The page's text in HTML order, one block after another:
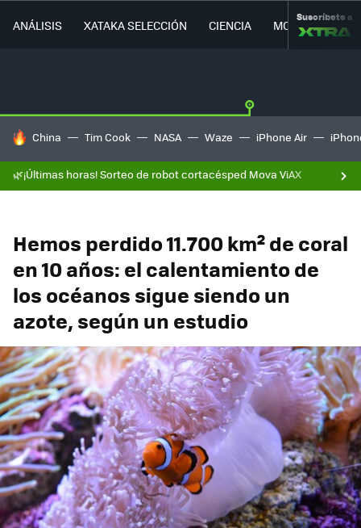
ANÁLISIS XATAKA SELECCIÓN CIENCIA MOVILIDAD
Suscríbete a
HOY SE HABLA DE
China Tim Cook NASA Waze iPhone Air
🌿¡Últimas horas! Sorteo de robot cortacésped Mova ViAX
Hemos perdido 11.700 km² de coral
en 10 años: el calentamiento de
los océanos sigue siendo un
azote, según un estudio